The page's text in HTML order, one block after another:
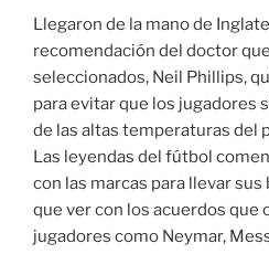
Llegaron de la mano de
recomendación del doctor
seleccionados, Neil Phillips,
para evitar que los jugadores
de las altas temperaturas del
Las leyendas del fútbol
con las marcas para llevar
que ver con los acuerdos que
jugadores como Neymar,